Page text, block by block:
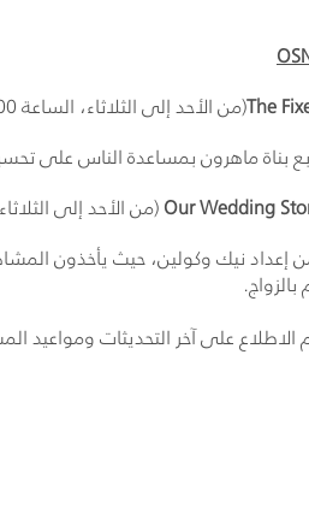
The(من الأحد إلى الثلاثاء، الساعة 19:00 بتوقيت المملكة العربية السعودية، ابتداءً من 31 مايو)
بناة ماهرون بمساعدة الناس على
Our Wedding(من الأحد إلى الثلاثاء، الساعة 18:00 بتوقيت المملكة
إعداد نيك وكولين، حيث يأخذون
الاطلاع على آخر التحديثات ومواعيد